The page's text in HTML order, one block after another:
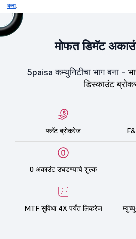
करा.
मोफत डिमॅट
5paisa कम्युनिटीचा भाग बना -
डिस्काउंट
फ्लॅट ब्रोकरेज
0 अकाउंट उघडण्याचे शुल्क
MTF सुविधा 4X पर्यंत लिव्हरेज